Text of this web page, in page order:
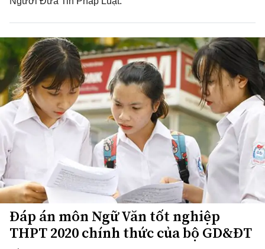
Đáp án môn Ngữ Văn tốt nghiệp
THPT 2020 chính thức của bộ GD&ĐT